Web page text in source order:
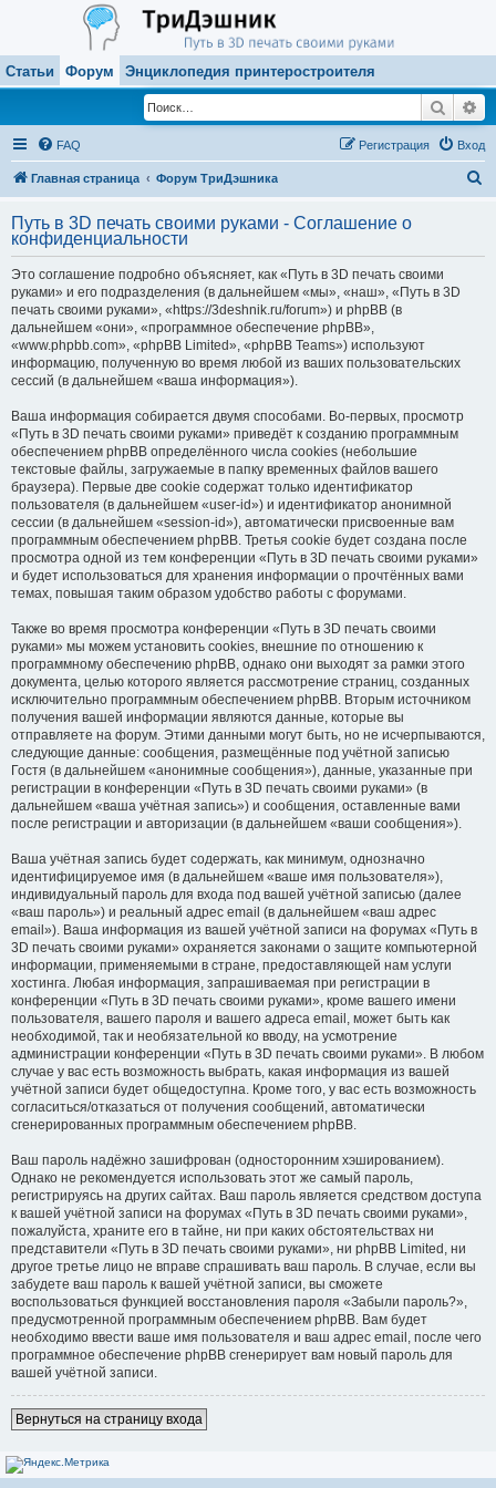
Статьи Форум Энциклопедия принтеростроителя
Поиск
FAQ Вход
Регистрация
Главная страница Форум ТриДэшника
с
Путь в 3D печать своими руками - Соглашение о
конфиденциальности
Это соглашение подробно объясняет, как «Путь в 3D печать своими
руками» и его подразделения (в дальнейшем «мы», «наш», «Путь в 3D
печать своими руками», «https://3deshnik.ru/forum») и phpBB (в
дальнейшем «они», «программное обеспечение phpBB»,
«www.phpbb.com», «phpBB Limited», «phpBB Teams») используют
информацию, полученную во время любой из ваших пользовательских
сессий (в дальнейшем «ваша информация»).
Ваша информация собирается двумя способами. Во-первых, просмотр
«Путь в 3D печать своими руками» приведёт к созданию программным
обеспечением phpBB определённого числа cookies (небольшие
текстовые файлы, загружаемые в папку временных файлов вашего
браузера). Первые две cookie содержат только идентификатор
пользователя (в дальнейшем «user-id») и идентификатор анонимной
сессии (в дальнейшем «session-id»), автоматически присвоенные вам
программным обеспечением phpBB. Третья cookie будет создана после
просмотра одной из тем конференции «Путь в 3D печать своими руками»
и будет использоваться для хранения информации о прочтённых вами
темах, повышая таким образом удобство работы с форумами.
Также во время просмотра конференции «Путь в 3D печать своими
руками» мы можем установить cookies, внешние по отношению к
программному обеспечению phpBB, однако они выходят за рамки этого
документа, целью которого является рассмотрение страниц, созданных
исключительно программным обеспечением phpBB. Вторым источником
получения вашей информации являются данные, которые вы
отправляете на форум. Этими данными могут быть, но не исчерпываются,
следующие данные: сообщения, размещённые под учётной записью
Гостя (в дальнейшем «анонимные сообщения»), данные, указанные при
регистрации в конференции «Путь в 3D печать своими руками» (в
дальнейшем «ваша учётная запись») и сообщения, оставленные вами
после регистрации и авторизации (в дальнейшем «ваши сообщения»).
Ваша учётная запись будет содержать, как минимум, однозначно
идентифицируемое имя (в дальнейшем «ваше имя пользователя»),
индивидуальный пароль для входа под вашей учётной записью (далее
«ваш пароль») и реальный адрес email (в дальнейшем «ваш адрес
email»). Ваша информация из вашей учётной записи на форумах «Путь в
3D печать своими руками» охраняется законами о защите компьютерной
информации, применяемыми в стране, предоставляющей нам услуги
хостинга. Любая информация, запрашиваемая при регистрации в
конференции «Путь в 3D печать своими руками», кроме вашего имени
пользователя, вашего пароля и вашего адреса email, может быть как
необходимой, так и необязательной ко вводу, на усмотрение
администрации конференции «Путь в 3D печать своими руками». В любом
случае у вас есть возможность выбрать, какая информация из вашей
учётной записи будет общедоступна. Кроме того, у вас есть возможность
согласиться/отказаться от получения сообщений, автоматически
сгенерированных программным обеспечением phpBB.
Ваш пароль надёжно зашифрован (односторонним хэшированием).
Однако не рекомендуется использовать этот же самый пароль,
регистрируясь на других сайтах. Ваш пароль является средством доступа
к вашей учётной записи на форумах «Путь в 3D печать своими руками»,
пожалуйста, храните его в тайне, ни при каких обстоятельствах ни
представители «Путь в 3D печать своими руками», ни phpBB Limited, ни
другое третье лицо не вправе спрашивать ваш пароль. В случае, если вы
забудете ваш пароль к вашей учётной записи, вы сможете
воспользоваться функцией восстановления пароля «Забыли пароль?»,
предусмотренной программным обеспечением phpBB. Вам будет
необходимо ввести ваше имя пользователя и ваш адрес email, после чего
программное обеспечение phpBB сгенерирует вам новый пароль для
вашей учётной записи.
Вернуться на страницу входа